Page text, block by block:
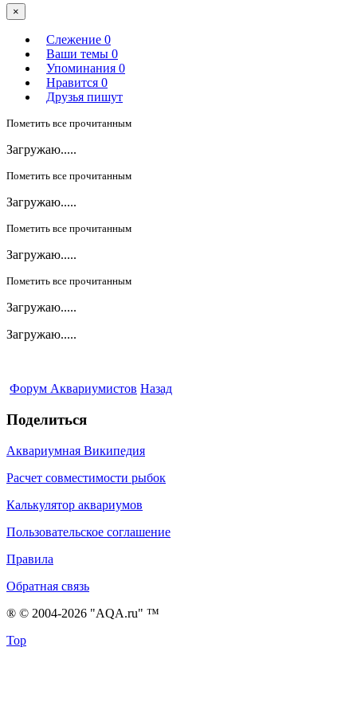
×
Слежение 0
Ваши темы 0
Упоминания 0
Нравится 0
Друзья пишут
Пометить все прочитанным
Загружаю.....
Пометить все прочитанным
Загружаю.....
Пометить все прочитанным
Загружаю.....
Пометить все прочитанным
Загружаю.....
Загружаю.....
Форум Аквариумистов Назад
Поделиться
Аквариумная Википедия
Расчет совместимости рыбок
Калькулятор аквариумов
Пользовательское соглашение
Правила
Обратная связь
® © 2004-2026 "AQA.ru" ™
Top